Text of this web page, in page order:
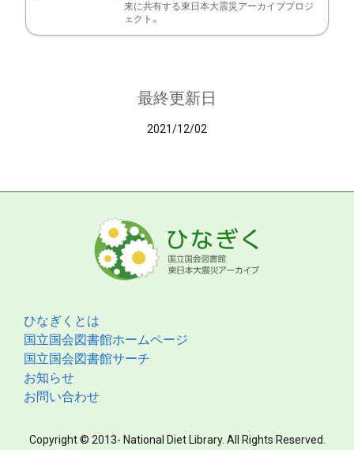
来に共有する東日本大震災アーカイブプロジ
ェクト。
最終更新日
2021/12/02
ひなぎくとは
国立国会図書館ホームページ
国立国会図書館サーチ
お知らせ
お問い合わせ
Copyright © 2013- National Diet Library. All Rights Reserved.